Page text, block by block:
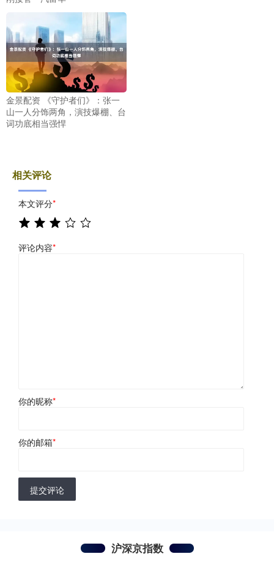
金景配资 《守护者们》：张一
山一人分饰两角，演技爆棚、台
词功底相当强悍
相关评论
本文评分*
评论内容*
你的昵称*
你的邮箱*
提交评论
沪深京指数